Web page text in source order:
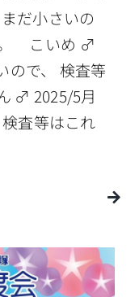
だ小さいの
。 こいめ ♂
ので、 検査等
♂ 2025/5月
査等はこれ